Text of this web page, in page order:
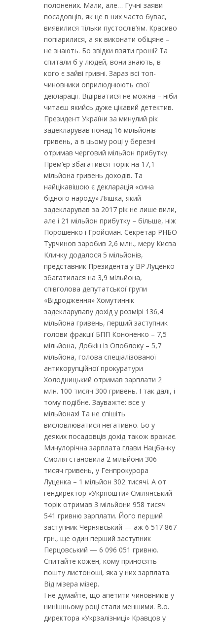
полонених. Мали, але… Гучні заяви
посадовців, як це в них часто буває,
виявилися тільки пустослів’ям. Красиво
попіарилися, а як виконати обіцяне –
не знають. Бо звідки взяти гроші? Та
спитали б у людей, вони знають, в
кого є зайві гривні. Зараз всі топ-
чиновники оприлюднюють свої
декларації. Відірватися не можна – ніби
читаєш якийсь дуже цікавий детектив.
Президент України за минулий рік
задекларував понад 16 мільйонів
гривень, а в цьому році у березні
отримав черговий мільйон прибутку.
Прем’єр збагатився торік на 17,1
мільйона гривень доходів. Та
найцікавішою є декларація «сина
бідного народу» Ляшка, який
задекларував за 2017 рік не лише вили,
але і 21 мільйон прибутку – більше, ніж
Порошенко і Гройсман. Cекретар РНБО
Турчинов заробив 2,6 млн., меру Києва
Кличку додалося 5 мільйонів,
представник Президента у ВР Луценко
збагатилася на 3,9 мільйона,
співголова депутатської групи
«Відродження» Хомутиннік
задекларуваву дохід у розмірі 136,4
мільйона гривень, перший заступник
голови фракції БПП Кононенко – 7,5
мільйона, Добкін із Опоблоку – 5,7
мільйона, голова спеціалізованої
антикорупційної прокуратури
Холодницький отримав зарплати 2
млн. 100 тисяч 300 гривень. І так далі, і
тому подібне. Зауважте: все у
мільйонах! Та не спішіть
висловлюватися негативно. Бо у
деяких посадовців дохід також вражає.
Минулорічна зарплата глави Нацбанку
Смолія становила 2 мільйони 306
тисяч гривень, у Генпрокурора
Луценка – 1 мільйон 302 тисячі. А от
гендиректор «Укрпошти» Смілянський
торік отримав 3 мільйони 958 тисяч
541 гривню зарплати. Його перший
заступник Чернявський — аж 6 517 867
грн., ще один перший заступник
Перцовський — 6 096 051 гривню.
Спитайте кожен, кому приносять
пошту листоноші, яка у них зарплата.
Від мізера мізер.
І не думайте, що апетити чиновників у
нинішньому році стали меншими. В.о.
директора «Укрзалізниці» Кравцов у